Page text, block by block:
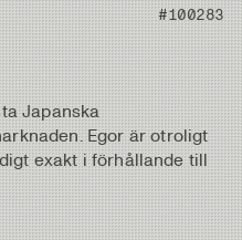
#100283
Japanska
Egor är otroligt
exakt i förhållande till